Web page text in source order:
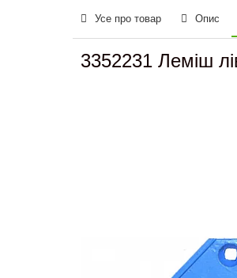
Усе про товар Опис
3352231 Леміш